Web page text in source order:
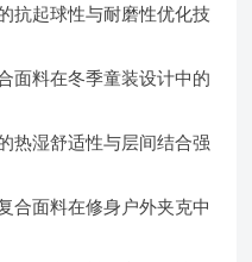
抗起球性与耐磨性优化技
面料在冬季童装设计中的
热湿舒适性与层间结合强
合面料在修身户外夹克中